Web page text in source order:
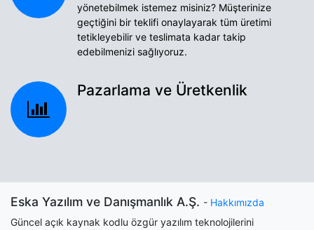
yönetebilmek istemez misiniz? Müşterinize
geçtiğini bir teklifi onaylayarak tüm üretimi
tetikleyebilir ve teslimata kadar takip
edebilmenizi sağlıyoruz.
Pazarlama ve Üretkenlik
Eska Yazılım ve Danışmanlık A.Ş. - Hakkımızda
Güncel açık kaynak kodlu özgür yazılım teknolojilerini